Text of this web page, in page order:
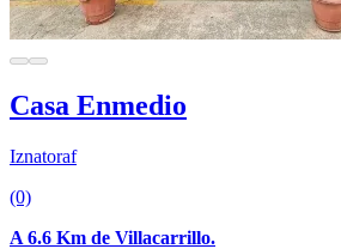
Casa Enmedio
Iznatoraf
(0)
A 6.6 Km de Villacarrillo.